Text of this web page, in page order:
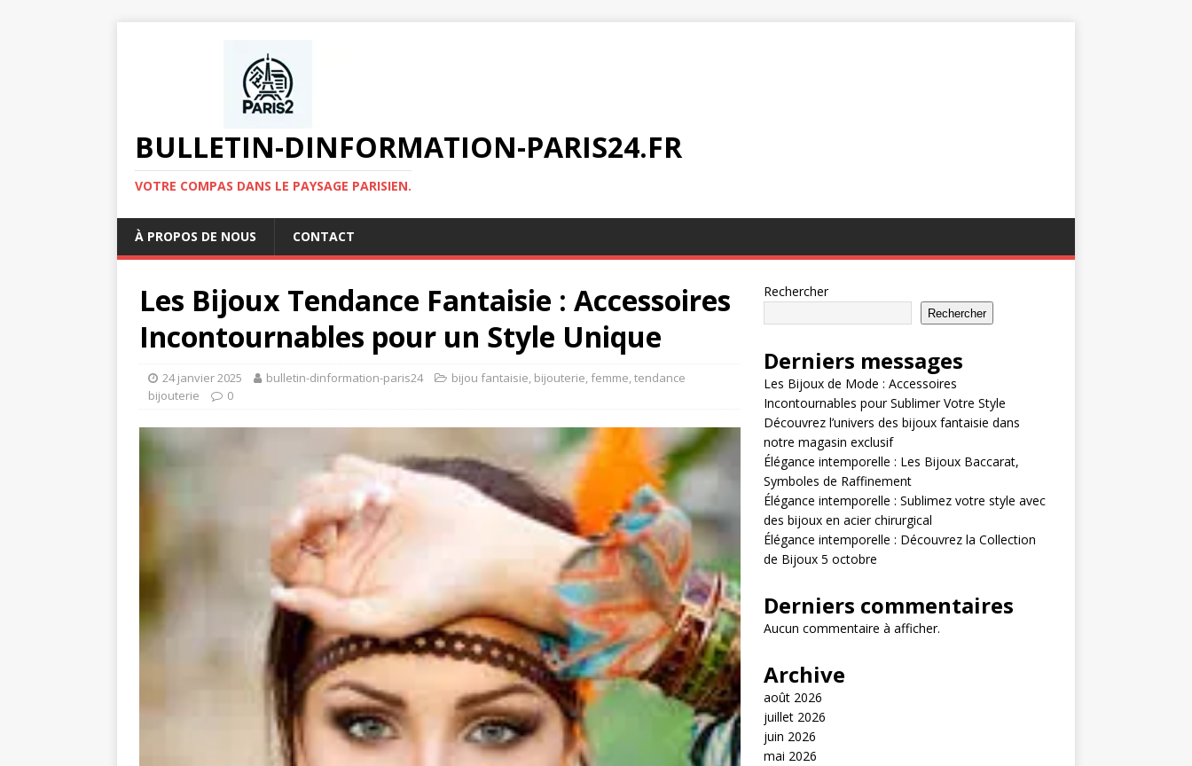
BULLETIN-DINFORMATION-PARIS24.FR
VOTRE COMPAS DANS LE PAYSAGE PARISIEN.
À PROPOS DE NOUS CONTACT
Les Bijoux Tendance Fantaisie : Accessoires
Incontournables pour un Style Unique
24 janvier 2025 bulletin-dinformation-paris24 bijou fantaisie, bijouterie, femme,tendance
bijouterie
0
Rechercher
Rechercher
Derniers messages
Les Bijoux de Mode : Accessoires
Incontournables pour Sublimer Votre Style
Découvrez l’univers des bijoux fantaisie dans
notre magasin exclusif
Élégance intemporelle : Les Bijoux Baccarat,
Symboles de Raffinement
Élégance intemporelle : Sublimez votre style avec
des bijoux en acier chirurgical
Élégance intemporelle : Découvrez la Collection
de Bijoux 5 octobre
Derniers commentaires
Aucun commentaire à afficher.
Archive
août 2026
juillet 2026
juin 2026
mai 2026